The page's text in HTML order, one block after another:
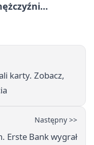
karty. Zobacz,
Następny >>
Erste Bank wygrał